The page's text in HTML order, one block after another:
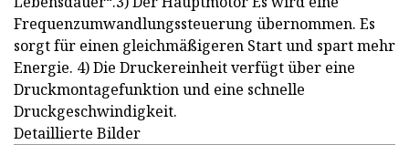
Frequenzumwandlungssteuerung übernommen. Es
sorgt für einen gleichmäßigeren Start und spart mehr
Energie. 4) Die Druckereinheit verfügt über eine
Druckmontagefunktion und eine schnelle
Druckgeschwindigkeit.
Detaillierte Bilder